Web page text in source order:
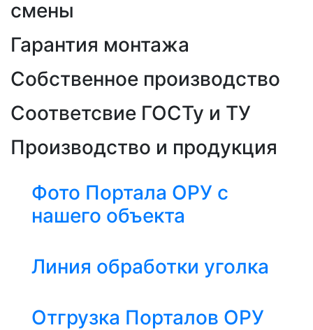
смены
Гарантия монтажа
Собственное производство
Соответсвие ГОСТу и ТУ
Производство и продукция
Фото Портала ОРУ с
нашего объекта
Линия обработки уголка
Отгрузка Порталов ОРУ